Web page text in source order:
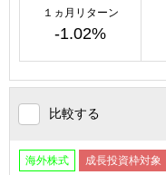
１ヵ月リターン
-1.02%
比較する
海外株式 成長投資枠対象